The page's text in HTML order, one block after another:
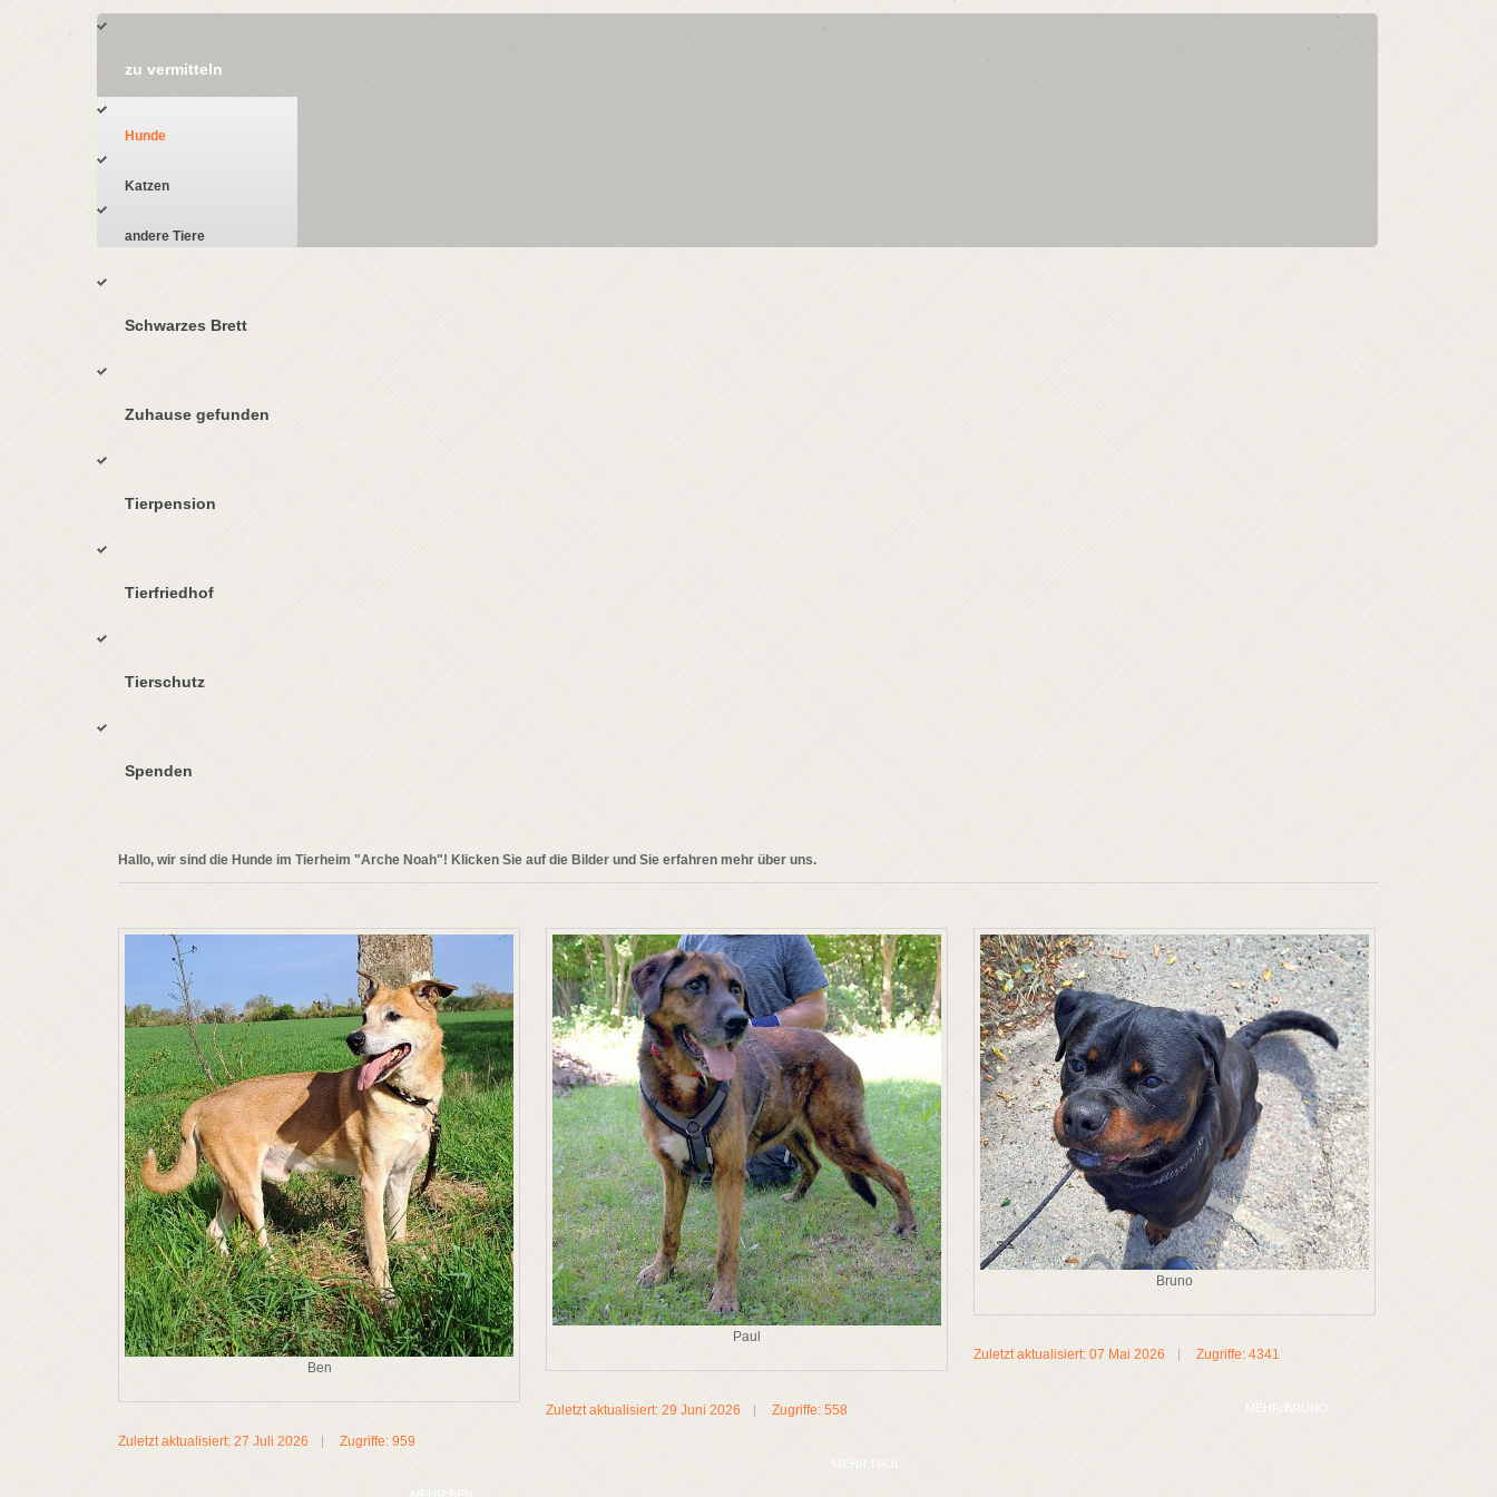
zu vermitteln
Hunde
Katzen
andere Tiere
Schwarzes Brett
Zuhause gefunden
Tierpension
Tierfriedhof
Tierschutz
Spenden
Hallo, wir sind die Hunde im Tierheim "Arche Noah"! Klicken Sie auf die Bilder und Sie erfahren mehr über uns.
Ben
Zuletzt aktualisiert: 27 Juli 2026 Zugriffe: 959
Paul
Zuletzt aktualisiert: 29 Juni 2026 Zugriffe: 558
MEHR:PAUL
Bruno
Zuletzt aktualisiert: 07 Mai 2026 Zugriffe: 4341
MEHR:BRUNO